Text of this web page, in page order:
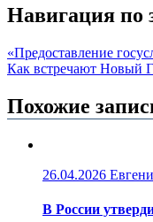
Навигация по
«Предоставление
Как встречают Новый
Похожие
26.04.2026
В России